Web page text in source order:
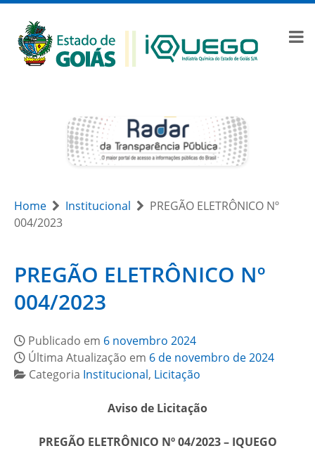
Home Institucional
PREGÃO ELETRÔNICO Nº
004/2023
PREGÃO ELETRÔNICO Nº
004/2023
Publicado em 6 novembro 2024
Última Atualização em 6 de novembro de 2024
Categoria Institucional, Licitação
Aviso de Licitação
PREGÃO ELETRÔNICO Nº 04/2023 – IQUEGO